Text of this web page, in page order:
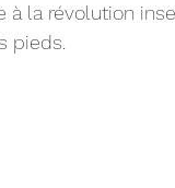
la révolution
pieds.